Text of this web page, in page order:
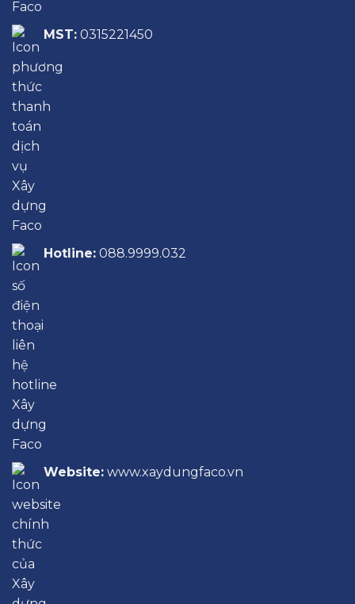
MST: 0315221450
Hotline: 088.9999.032
Website: www.xaydungfaco.vn